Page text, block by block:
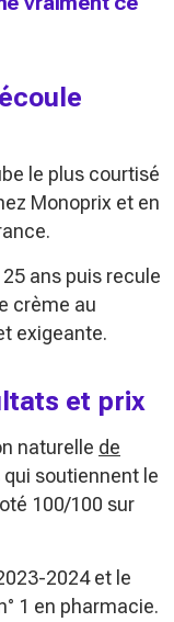
le plus courtisé
Monoprix et en
ans puis recule
crème au
exigeante.
et prix
naturelle de
soutiennent le
100/100 sur
2024 et le
1 en pharmacie.